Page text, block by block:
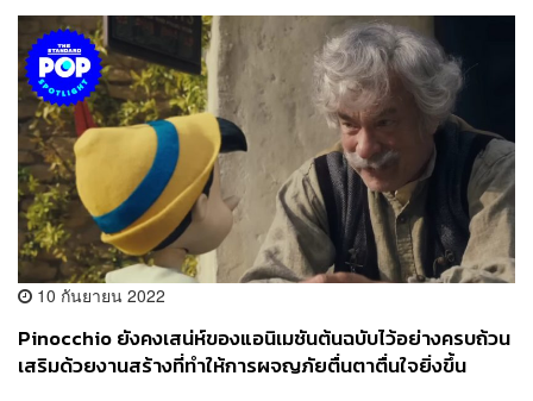
10 กันยายน 2022
Pinocchio ยังคงเสน่ห์ของแอนิเมชันต้นฉบับไว้อย่างครบถ้วน
เสริมด้วยงานสร้างที่ทำให้การผจญภัยตื่นตาตื่นใจยิ่งขึ้น